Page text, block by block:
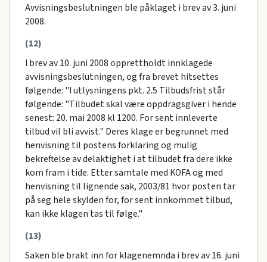
Avvisningsbeslutningen ble påklaget i brev av 3. juni
2008.
(12)
I brev av 10. juni 2008 opprettholdt innklagede
avvisningsbeslutningen, og fra brevet hitsettes
følgende: "I utlysningens pkt. 2.5 Tilbudsfrist står
følgende: "Tilbudet skal være oppdragsgiver i hende
senest: 20. mai 2008 kl 1200. For sent innleverte
tilbud vil bli avvist." Deres klage er begrunnet med
henvisning til postens forklaring og mulig
bekreftelse av delaktighet i at tilbudet fra dere ikke
kom fram i tide. Etter samtale med KOFA og med
henvisning til lignende sak, 2003/81 hvor posten tar
på seg hele skylden for, for sent innkommet tilbud,
kan ikke klagen tas til følge."
(13)
Saken ble brakt inn for klagenemnda i brev av 16. juni